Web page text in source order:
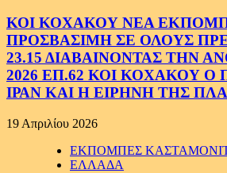
ΚΟΙ ΚΟΧΑΚΟΥ ΝΕΑ
ΠΡΟΣΒΑΣΙΜΗ ΣΕ ΟΛΟΥΣ
23.15 ΔΙΑΒΑΙΝΟΝΤΑΣ ΤΗΝ
2026 ΕΠ.62 ΚΟΙ ΚΟΧΑΚΟΥ
ΙΡΑΝ ΚΑΙ Η ΕΙΡΗΝΗ ΤΗΣ
19 Απριλίου 2026
ΕΚΠΟΜΠΕΣ
ΕΛΛΑΔΑ